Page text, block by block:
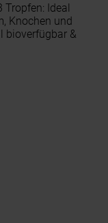
Ideal
Knochen und
bioverfügbar &